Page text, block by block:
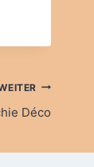
Déco